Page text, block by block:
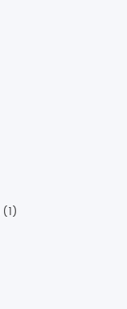
(1)